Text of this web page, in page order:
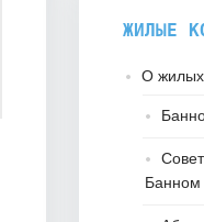
ЖИЛЫЕ
О жилых
Банном